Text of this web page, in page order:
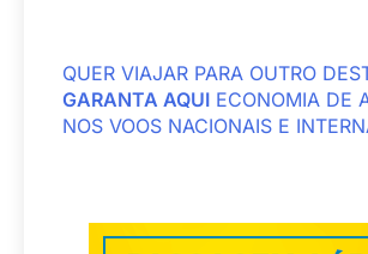
QUER VIAJAR PARA OUTRO
GARANTA AQUI ECONOMIA DE
NOS VOOS NACIONAIS E